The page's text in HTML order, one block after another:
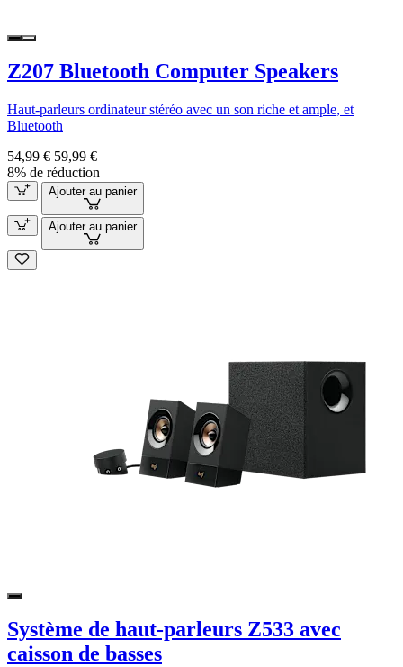
Z207 Bluetooth Computer Speakers
Haut-parleurs ordinateur stéréo avec un son riche et ample, et
Bluetooth
54,99 € 59,99 €
8% de réduction
Ajouter au panier
Ajouter au panier
Système de haut-parleurs Z533 avec
caisson de basses